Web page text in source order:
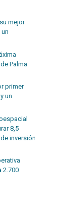
mejor
Palma
primer
un
8,5
inversión
2.700